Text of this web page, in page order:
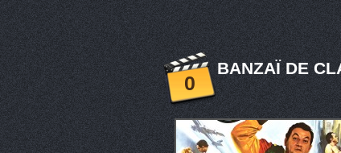
0
BANZAÏ DE